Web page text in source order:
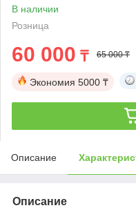
В наличии
Розница
60 000 ₸ 65 000 ₸
Экономия 5000 ₸
Описание
Описание